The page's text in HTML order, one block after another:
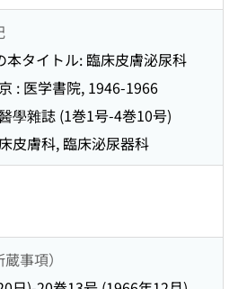
タイトル: 臨床皮膚泌尿科
: 医学書院, 1946-1966
學雜誌 (1巻1号-4巻10号)
皮膚科, 臨床泌尿器科
事項）